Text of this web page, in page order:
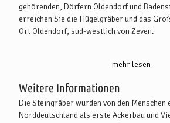
gehörenden, Dörfern Oldendorf und
erreichen Sie die Hügelgräber und das
Ort Oldendorf, süd-westlich von Zeven.
Aus Bremen und Hamburg kommend,
Brüttendorf biegen Sie links ab nach
biegen Sie wiederum rechts ab in Richtung
Oldendorf biegen Sie nachdem Ortsschild in
mehr lesen
Weitere Informationen
Die Steingräber wurden von den
Norddeutschland als erste Ackerbau und